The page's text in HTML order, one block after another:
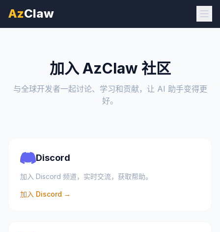
AzClaw
加入 AzClaw 社区
与全球开发者一起讨论、学习和贡献，让 AI 助手变得更
好。
Discord
加入 Discord 频道，实时交流，获取帮助。
加入 Discord →